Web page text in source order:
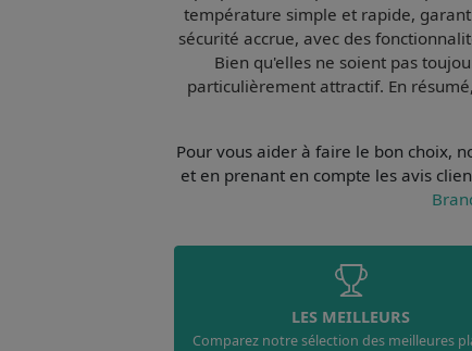
température simple et rapide,
sécurité accrue, avec des
Bien qu'elles ne soient pas
particulièrement attractif. En
Pour vous aider à faire le bon choix,
et en prenant en compte les avis
LES MEILLEURS
Comparez notre sélection des meilleures